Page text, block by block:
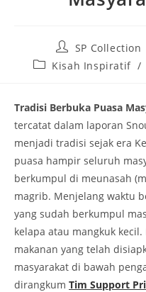
Post
author:
SP Collection
PostKisah Inspiratif /
Tradisi Berbuka Puasa
tercatat dalam laporan
menjadi tradisi sejak era
puasa hampir seluruh
berkumpul di meunasah
magrib. Menjelang waktu
yang sudah berkumpul
kelapa atau mangkuk
makanan yang telah
masyarakat di bawah
dirangkum Tim Support